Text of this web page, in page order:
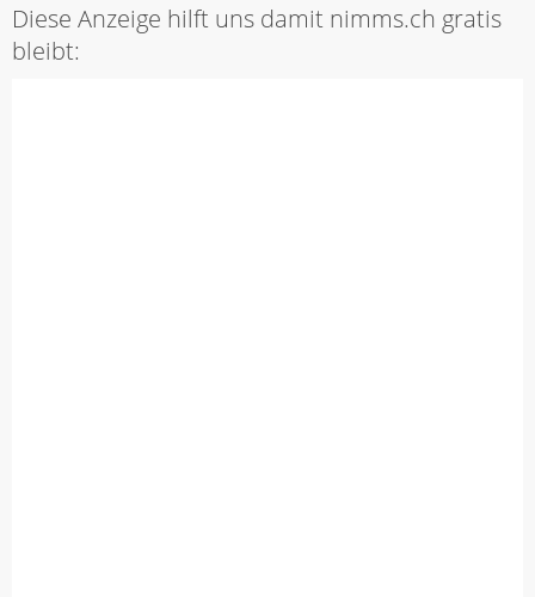
Diese Anzeige hilft uns damit nimms.ch gratis
bleibt: